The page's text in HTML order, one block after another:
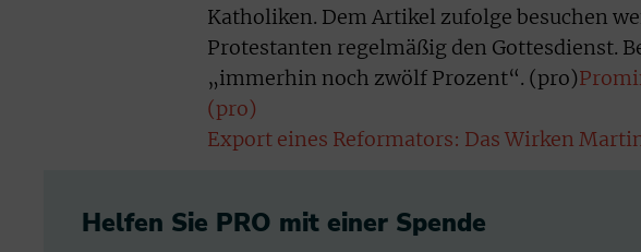
Katholiken. Dem Artikel zufolge besuchen
Protestanten regelmäßig den Gottesdienst.
„immerhin noch zwölf Prozent“. (pro)
(pro)
Export eines Reformators: Das Wirken
Helfen Sie PRO mit einer Spende